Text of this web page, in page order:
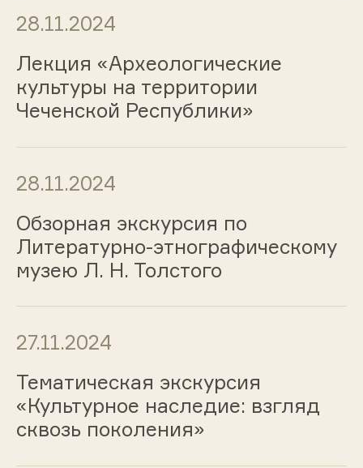
28.11.2024
Лекция «Археологические
культуры на территории
Чеченской Республики»
28.11.2024
Обзорная экскурсия по
Литературно-этнографическому
музею Л. Н. Толстого
27.11.2024
Тематическая экскурсия
«Культурное наследие: взгляд
сквозь поколения»